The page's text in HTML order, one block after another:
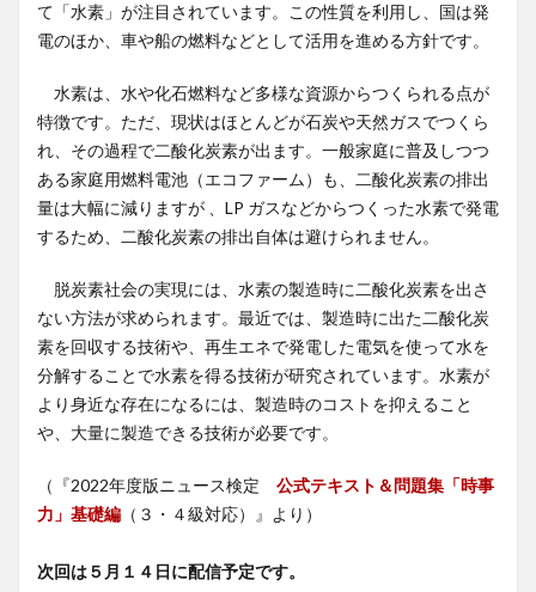
て「水素」が注目されています。この性質を利用し、国は発
電のほか、車や船の燃料などとして活用を進める方針です。
水素は、水や化石燃料など多様な資源からつくられる点が
特徴です。ただ、現状はほとんどが石炭や天然ガスでつくら
れ、その過程で二酸化炭素が出ます。一般家庭に普及しつつ
ある家庭用燃料電池（エコファーム）も、二酸化炭素の排出
量は大幅に減りますが 、LP ガスなどからつくった水素で発電
するため、二酸化炭素の排出自体は避けられません。
脱炭素社会の実現には、水素の製造時に二酸化炭素を出さ
ない方法が求められます。最近では、製造時に出た二酸化炭
素を回収する技術や、再生エネで発電した電気を使って水を
分解することで水素を得る技術が研究されています。水素が
より身近な存在になるには、製造時のコストを抑えること
や、大量に製造できる技術が必要です。
（『2022年度版ニュース検定 公式テキスト＆問題集「時事
力」基礎編 （３・４級対応）』より）
次回は５月１４日に配信予定です。